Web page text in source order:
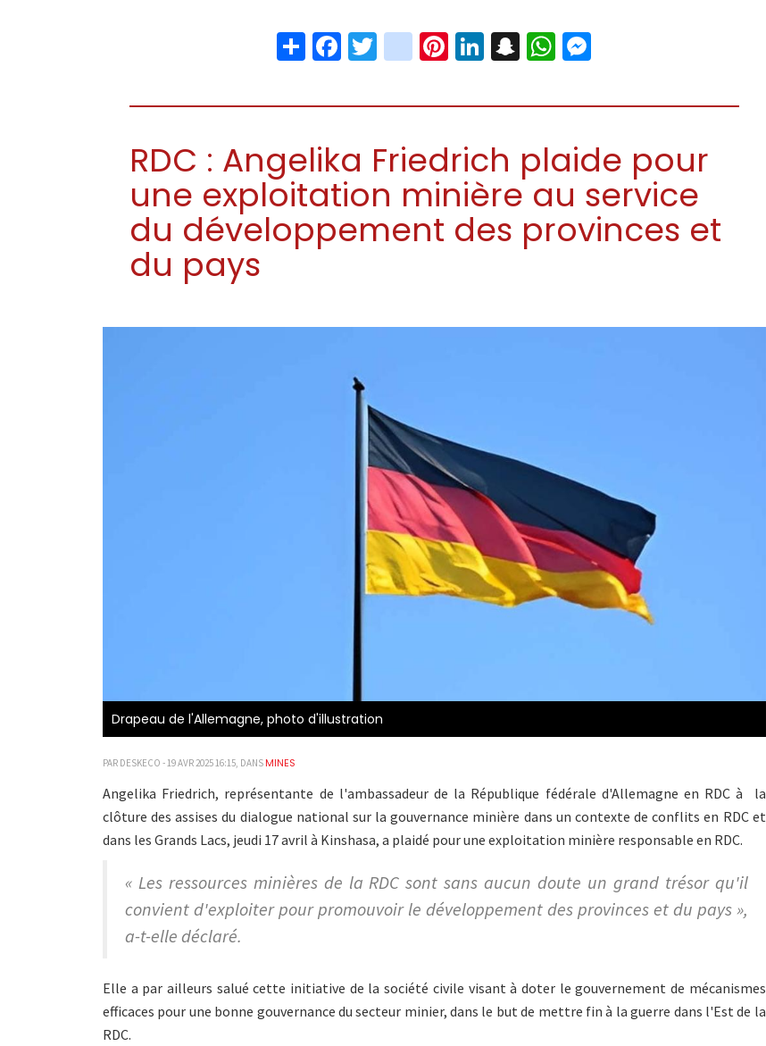
ShareFacebook
Twitter
instagram
Pinterest
LinkedIn
Snapchat
WhatsApp
RDC : Angelika Friedrich plaide pour
une exploitation minière au service
du développement des provinces et
du pays
Drapeau de l'Allemagne, photo d'illustration
PAR DESKECO - 19 AVR 2025 16:15, DANS MINES
Angelika Friedrich, représentante de l'ambassadeur de la République fédérale d'Allemagne en RDC à la
clôture des assises du dialogue national sur la gouvernance minière dans un contexte de conflits en RDC et
dans les Grands Lacs, jeudi 17 avril à Kinshasa, a plaidé pour une exploitation minière responsable en RDC.
« Les ressources minières de la RDC sont sans aucun doute un grand trésor qu'il
convient d'exploiter pour promouvoir le développement des provinces et du pays »,
a-t-elle déclaré.
Elle a par ailleurs salué cette initiative de la société civile visant à doter le gouvernement de mécanismes
efficaces pour une bonne gouvernance du secteur minier, dans le but de mettre fin à la guerre dans l'Est de la
RDC.